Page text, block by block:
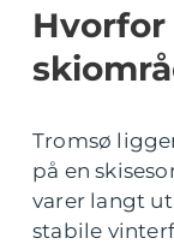
Tromsø
på en
varer langt
stabile